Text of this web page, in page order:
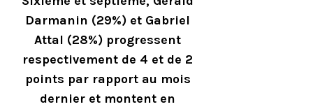
Darmanin (29%) et Gabriel
Attal (28%) progressent
respectivement de 4 et de 2
points par rapport au mois
dernier et montent en